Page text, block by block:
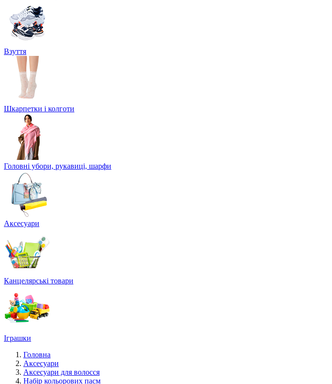
Взуття
Шкарпетки і колготи
Головні убори, рукавиці, шарфи
Аксесуари
Канцелярські товари
Іграшки
Головна
Аксесуари
Аксесуари для волосся
Набір кольорових пасм